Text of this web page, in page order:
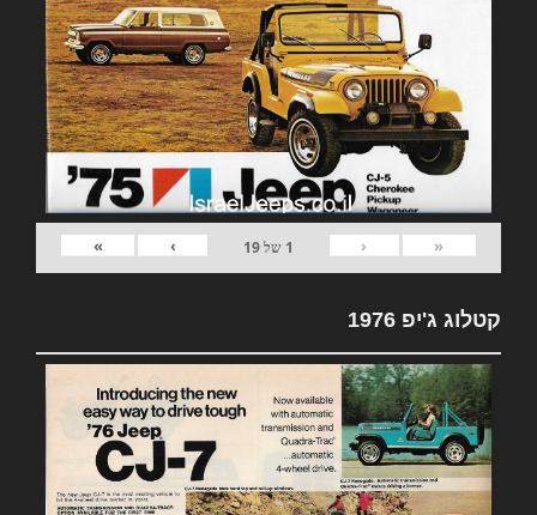
«
‹
1 של19
›
»
קטלוג ג'יפ 1976